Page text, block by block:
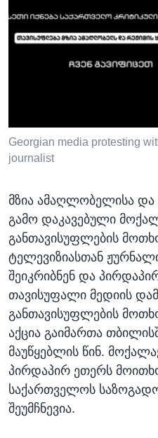
Georgian media protesting
journalist
მზია ამაღლობელისა და
გამო დაკავებული
განთავისუფლების
ტელევიზიასთან
შეიკრიბნენ და
თავისუფალი მედიის
განთავისუფლების
აქცია გაიმართა
მაუწყებლის წინ.
პირდაპირ ეთერს
საქართველოს
შეუმჩნევია.